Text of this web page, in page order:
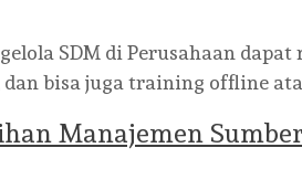
SDM di Perusahaan
bisa juga training offline
Manajemen